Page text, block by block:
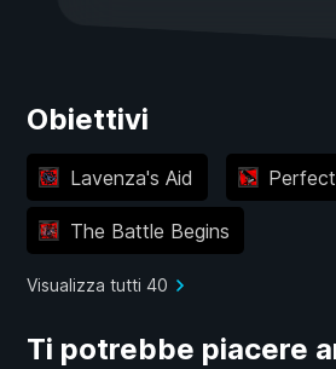
Obiettivi
Lavenza's Aid
The Battle Begins
Visualizza tutti 40
Ti potrebbe piacere